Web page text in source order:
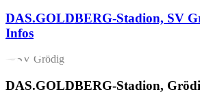
DAS.GOLDBERG-Stadion, SV
Infos
DAS.GOLDBERG-Stadion,